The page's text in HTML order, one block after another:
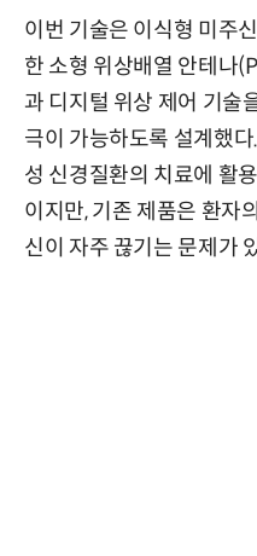
이번 기술은 이식형 미주
한 소형 위상배열 안테나
과 디지털 위상 제어 기술
극이 가능하도록 설계했다
성 신경질환의 치료에 활
이지만, 기존 제품은 환자
신이 자주 끊기는 문제가